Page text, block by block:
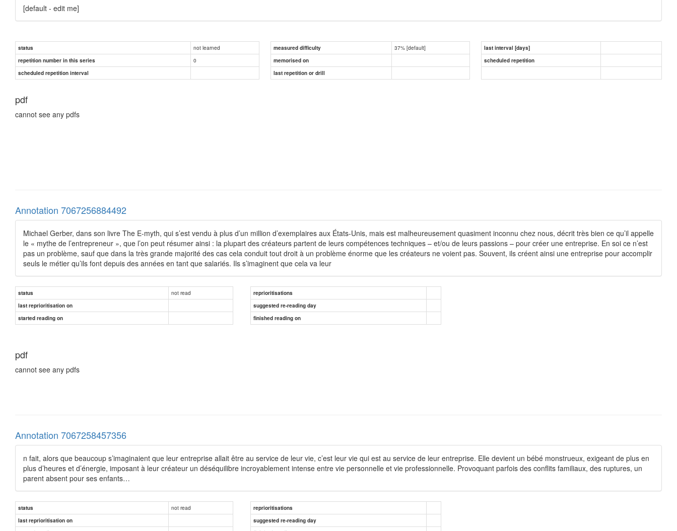
[default - edit me]
status not learned measured difficulty 37% [default]
last interval [days]
repetition number in this series
0 memorised on
scheduled repetition
scheduled repetition interval
last repetition or drill
pdf
cannot see any pdfs
Annotation 7067256884492
Michael Gerber, dans son livre The E-myth, qui s’est vendu à plus d’un million d’exemplaires aux États-Unis, mais est malheureusement quasiment inconnu chez nous, décrit très bien ce qu’il appelle
le « mythe de l’entrepreneur », que l’on peut résumer ainsi : la plupart des créateurs partent de leurs compétences techniques – et/ou de leurs passions – pour créer une entreprise. En soi ce n’est
pas un problème, sauf que dans la très grande majorité des cas cela conduit tout droit à un problème énorme que les créateurs ne voient pas. Souvent, ils créent ainsi une entreprise pour accomplir
seuls le métier qu’ils font depuis des années en tant que salariés. Ils s’imaginent que cela va leur
status not read
reprioritisations
last reprioritisation on
suggested re-reading day
started reading on
finished reading on
pdf
cannot see any pdfs
Annotation 7067258457356
n fait, alors que beaucoup s’imaginaient que leur entreprise allait être au service de leur vie, c’est leur vie qui est au service de leur entreprise. Elle devient un bébé monstrueux, exigeant de plus en
plus d’heures et d’énergie, imposant à leur créateur un déséquilibre incroyablement intense entre vie personnelle et vie professionnelle. Provoquant parfois des conflits familiaux, des ruptures, un
parent absent pour ses enfants…
status not read
reprioritisations
last reprioritisation on
suggested re-reading day